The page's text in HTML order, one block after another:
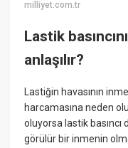
milliyet.com.tr
Lastik
anlaşılır?
Lastiğin havasının
harcamasına neden
oluyorsa lastik
görülür bir inmenin